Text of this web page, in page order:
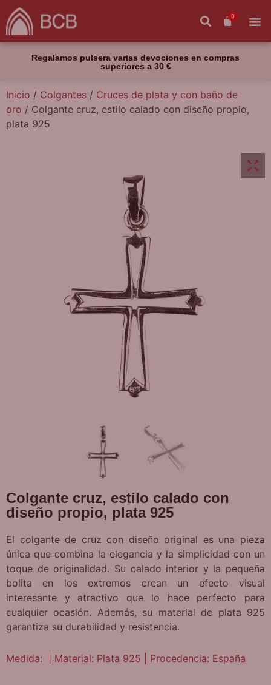
0
Regalamos pulsera varias devociones en compras
superiores a 30 €
Inicio / Colgantes / Cruces de plata y con baño de
oro / Colgante cruz, estilo calado con diseño propio,
plata 925
Colgante cruz, estilo calado con
diseño propio, plata 925
El colgante de cruz con diseño original es una pieza
única que combina la elegancia y la simplicidad con un
toque de originalidad. Su calado interior y la pequeña
bolita en los extremos crean un efecto visual
interesante y atractivo que lo hace perfecto para
cualquier ocasión. Además, su material de plata 925
garantiza su durabilidad y resistencia.
Medida: | Material: Plata 925 | Procedencia: España